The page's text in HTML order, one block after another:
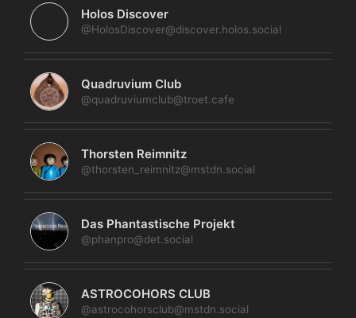
Holos Discover
@HolosDiscover@discover.holos.social
Quadruvium Club
@quadruviumclub@troet.cafe
Thorsten Reimnitz
@thorsten_reimnitz@mstdn.social
Das Phantastische Projekt
@phanpro@det.social
ASTROCOHORS CLUB
@astrocohorsclub@mstdn.social